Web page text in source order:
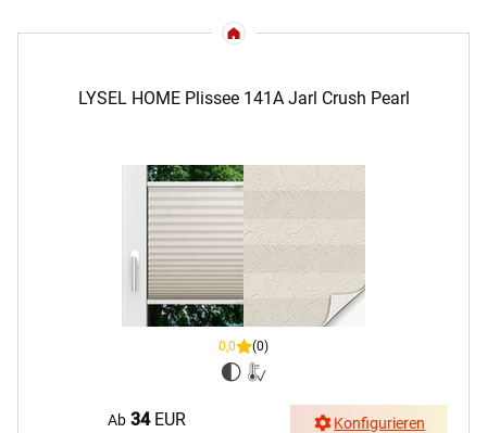
LYSEL HOME Plissee 141A Jarl Crush Pearl
0,0 (0)
Ab 34EUR Konfigurieren